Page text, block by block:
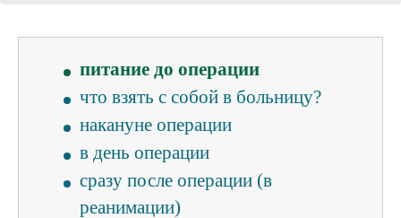
за две недели до операции
питание до операции
что взять с собой в больницу?
накануне операции
в день операции
сразу после операции (в
реанимации)